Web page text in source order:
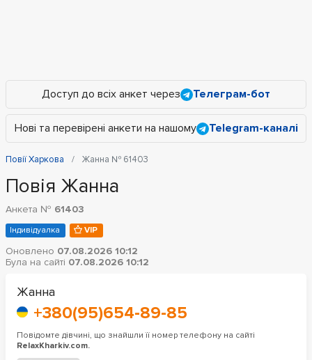
Доступ до всіх анкет через Телеграм-бот
Нові та перевірені анкети на нашому Telegram-каналі
Повії Харкова Жанна № 61403
Повія Жанна
Анкета № 61403
Індивідуалка VIP
Оновлено 07.08.2026 10:12
Була на сайті 07.08.2026 10:12
Жанна
+380(95)654-89-85
Повідомте дівчині, що знайшли її номер телефону на сайті
RelaxKharkiv.com.